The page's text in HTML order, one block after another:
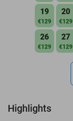
19
€129
20
€129
26
€129
27
€129
Highlights